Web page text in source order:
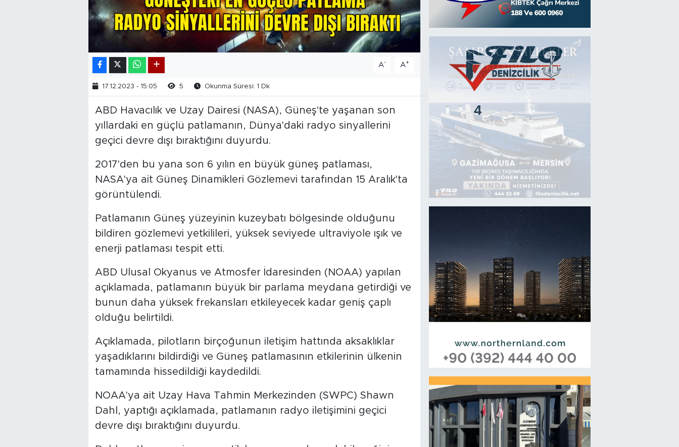
A- A+
17.12.2023 - 15:05 5 Okunma Süresi: 1 Dk
ABD Havacılık ve Uzay Dairesi (NASA), Güneş'te yaşanan son
yıllardaki en güçlü patlamanın, Dünya'daki radyo sinyallerini
geçici devre dışı bıraktığını duyurdu.
2017'den bu yana son 6 yılın en büyük güneş patlaması,
NASA'ya ait Güneş Dinamikleri Gözlemevi tarafından 15 Aralık'ta
görüntülendi.
Patlamanın Güneş yüzeyinin kuzeybatı bölgesinde olduğunu
bildiren gözlemevi yetkilileri, yüksek seviyede ultraviyole ışık ve
enerji patlaması tespit etti.
ABD Ulusal Okyanus ve Atmosfer İdaresinden (NOAA) yapılan
açıklamada, patlamanın büyük bir parlama meydana getirdiği ve
bunun daha yüksek frekansları etkileyecek kadar geniş çaplı
olduğu belirtildi.
Açıklamada, pilotların birçoğunun iletişim hattında aksaklıklar
yaşadıklarını bildirdiği ve Güneş patlamasının etkilerinin ülkenin
tamamında hissedildiği kaydedildi.
NOAA'ya ait Uzay Hava Tahmin Merkezinden (SWPC) Shawn
Dahl, yaptığı açıklamada, patlamanın radyo iletişimini geçici
devre dışı bıraktığını duyurdu.